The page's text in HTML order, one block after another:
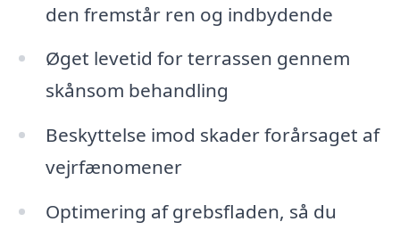
den fremstår ren og indbydende
Øget levetid for terrassen gennem
skånsom behandling
Beskyttelse imod skader forårsaget af
vejrfænomener
Optimering af grebsfladen, så du